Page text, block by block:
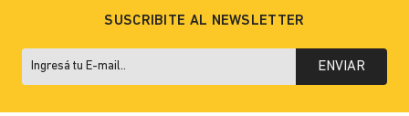
SUSCRIBITE AL NEWSLETTER
ENVIAR